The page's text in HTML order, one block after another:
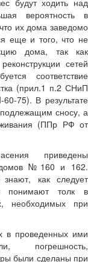
вероятность в
их дома заведомо
еще и того, что не
дома, так как
сетей
соответствие
(прил.1 п.2 СНиП
75). В результате
сносу, а
(ППр РФ от
приведены
домов №160 и 162.
как следует
понимают толк в
необходимых при
в проведенных ими
погрешность,
были сделаны при